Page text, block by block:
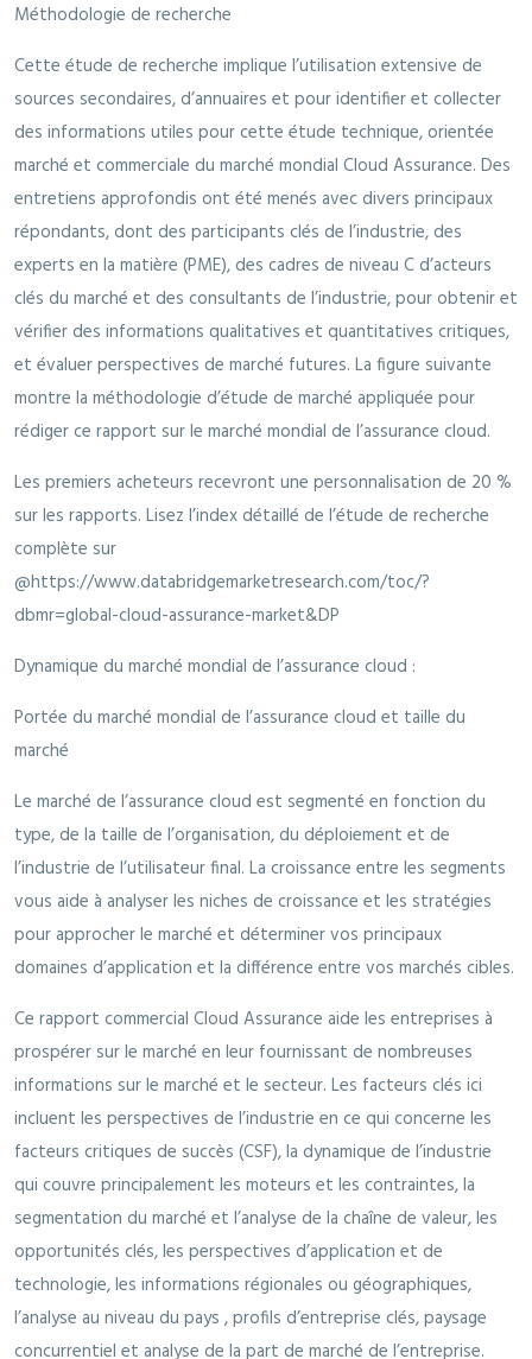
Méthodologie de recherche
Cette étude de recherche implique l’utilisation extensive de
sources secondaires, d’annuaires et pour identifier et collecter
des informations utiles pour cette étude technique, orientée
marché et commerciale du marché mondial Cloud Assurance. Des
entretiens approfondis ont été menés avec divers principaux
répondants, dont des participants clés de l’industrie, des
experts en la matière (PME), des cadres de niveau C d’acteurs
clés du marché et des consultants de l’industrie, pour obtenir et
vérifier des informations qualitatives et quantitatives critiques,
et évaluer perspectives de marché futures. La figure suivante
montre la méthodologie d’étude de marché appliquée pour
rédiger ce rapport sur le marché mondial de l’assurance cloud.
Les premiers acheteurs recevront une personnalisation de 20 %
sur les rapports. Lisez l’index détaillé de l’étude de recherche
complète sur
@https://www.databridgemarketresearch.com/toc/?
dbmr=global-cloud-assurance-market&DP
Dynamique du marché mondial de l’assurance cloud :
Portée du marché mondial de l’assurance cloud et taille du
marché
Le marché de l’assurance cloud est segmenté en fonction du
type, de la taille de l’organisation, du déploiement et de
l’industrie de l’utilisateur final. La croissance entre les segments
vous aide à analyser les niches de croissance et les stratégies
pour approcher le marché et déterminer vos principaux
domaines d’application et la différence entre vos marchés cibles.
Ce rapport commercial Cloud Assurance aide les entreprises à
prospérer sur le marché en leur fournissant de nombreuses
informations sur le marché et le secteur. Les facteurs clés ici
incluent les perspectives de l’industrie en ce qui concerne les
facteurs critiques de succès (CSF), la dynamique de l’industrie
qui couvre principalement les moteurs et les contraintes, la
segmentation du marché et l’analyse de la chaîne de valeur, les
opportunités clés, les perspectives d’application et de
technologie, les informations régionales ou géographiques,
l’analyse au niveau du pays , profils d’entreprise clés, paysage
concurrentiel et analyse de la part de marché de l’entreprise.